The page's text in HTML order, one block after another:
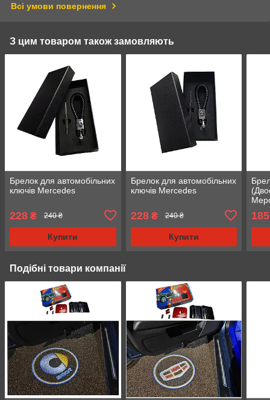
Всі умови повернення
З цим товаром також замовляють
Брелок для автомобільних
ключів Mercedes
228 ₴ 240 ₴
Купити
Брелок для автомобільних
ключів Mercedes
228₴ 240 ₴
Купити
Подібні товари компанії